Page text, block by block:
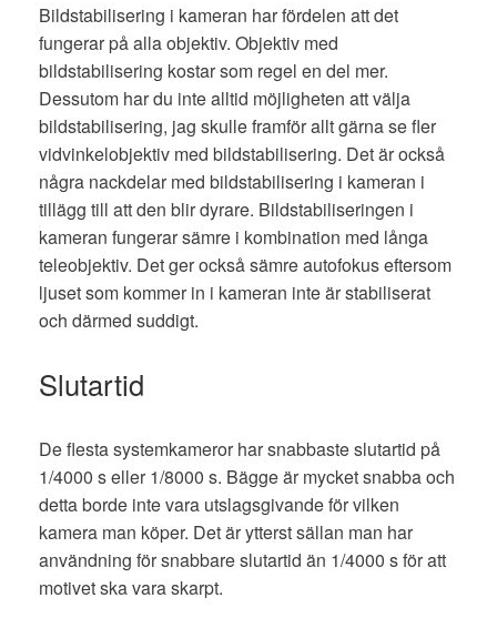
Bildstabilisering i kameran har fördelen att det
fungerar på alla objektiv. Objektiv med
bildstabilisering kostar som regel en del mer.
Dessutom har du inte alltid möjligheten att välja
bildstabilisering, jag skulle framför allt gärna se fler
vidvinkelobjektiv med bildstabilisering. Det är också
några nackdelar med bildstabilisering i kameran i
tillägg till att den blir dyrare. Bildstabiliseringen i
kameran fungerar sämre i kombination med långa
teleobjektiv. Det ger också sämre autofokus eftersom
ljuset som kommer in i kameran inte är stabiliserat
och därmed suddigt.
Slutartid
De flesta systemkameror har snabbaste slutartid på
1/4000 s eller 1/8000 s. Bägge är mycket snabba och
detta borde inte vara utslagsgivande för vilken
kamera man köper. Det är ytterst sällan man har
användning för snabbare slutartid än 1/4000 s för att
motivet ska vara skarpt.